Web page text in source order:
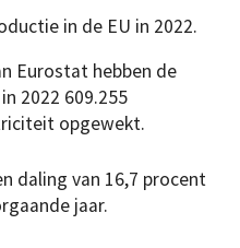
in de EU in 2022.
Eurostat hebben de
2022 609.255
opgewekt.
daling van 16,7 procent
jaar.